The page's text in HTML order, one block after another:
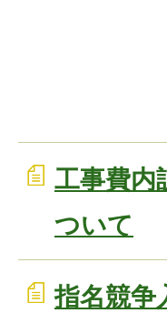
工事費内
ついて
指名競争